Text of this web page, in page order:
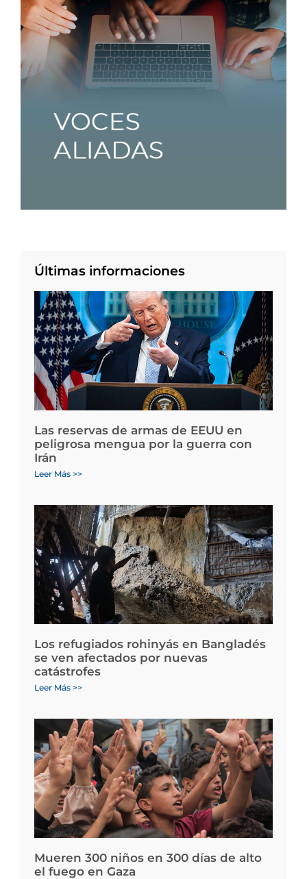
Últimas informaciones
Las reservas de armas de EEUU en
peligrosa mengua por la guerra con
Irán
Leer Más >>
Los refugiados rohinyás en Bangladés
se ven afectados por nuevas
catástrofes
Leer Más >>
Mueren 300 niños en 300 días de alto
el fuego en Gaza